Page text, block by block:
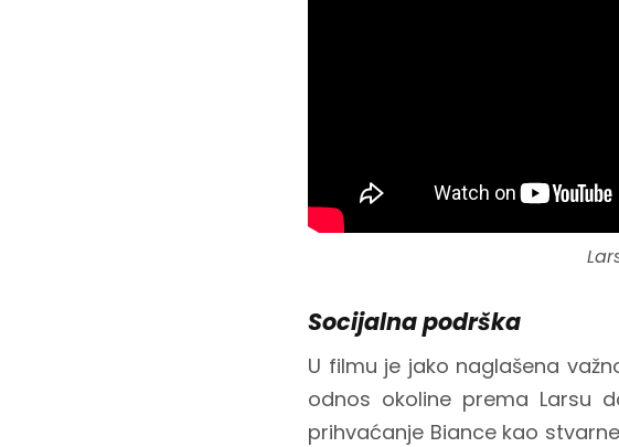
Socijalna podrška
U filmu je jako naglašena
odnos okoline prema Larsu
prihvaćanje Biance kao